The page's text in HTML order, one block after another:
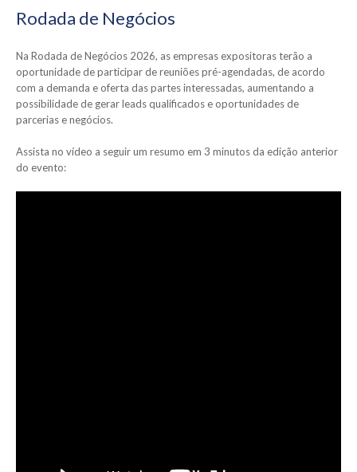
Rodada de Negócios
Na Rodada de Negócios 2026, as empresas expositoras terão a
oportunidade de participar de reuniões pré-agendadas, de acordo
com a demanda e oferta das partes interessadas, aumentando a
possibilidade de gerar leads qualificados e oportunidades de
parcerias e negócios.
Assista no vídeo a seguir um resumo em 3 minutos da edição anterior
do evento: